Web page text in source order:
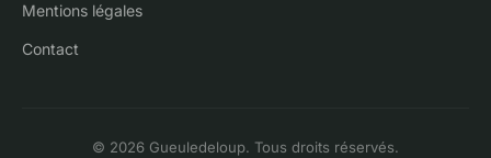
Mentions légales
Contact
© 2026 Gueuledeloup. Tous droits réservés.